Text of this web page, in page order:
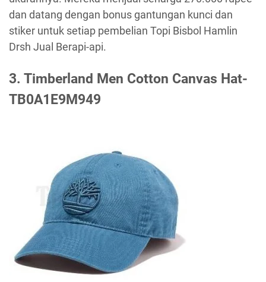
dan datang dengan bonus gantungan kunci dan
stiker untuk setiap pembelian Topi Bisbol Hamlin
Drsh Jual Berapi-api.
3. Timberland Men Cotton Canvas Hat-
TB0A1E9M949